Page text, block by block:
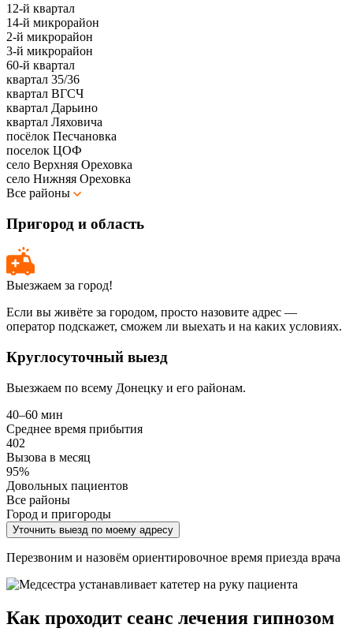
12-й квартал
14-й микрорайон
2-й микрорайон
3-й микрорайон
60-й квартал
квартал 35/36
квартал ВГСЧ
квартал Дарьино
квартал Ляховича
посёлок Песчановка
поселок ЦОФ
село Верхняя Ореховка
село Нижняя Ореховка
Все районы
Пригород и область
Выезжаем за город!
Если вы живёте за городом, просто назовите адрес —
оператор подскажет, сможем ли выехать и на каких условиях.
Круглосуточный выезд
Выезжаем по всему Донецку и его районам.
40–60 мин
Среднее время прибытия
402
Вызова в месяц
95%
Довольных пациентов
Все районы
Город и пригороды
Уточнить выезд по моему адресу
Перезвоним и назовём ориентировочное время приезда врача
Как проходит сеанс лечения гипнозом